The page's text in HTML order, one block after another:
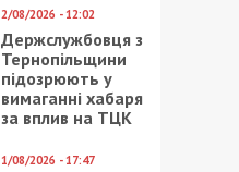
2/08/2026 - 12:02
Держслужбовця з
Тернопільщини
підозрюють у
вимаганні хабаря
за вплив на ТЦК
1/08/2026 - 17:47